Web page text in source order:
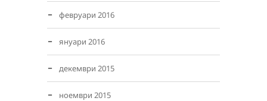
февруари 2016
януари 2016
декември 2015
ноември 2015